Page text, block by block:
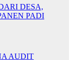
DESA,
PADI
AUDIT